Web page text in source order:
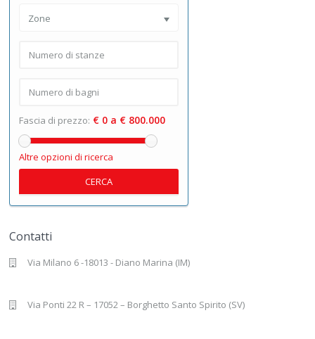
Zone
Fascia di prezzo: € 0 a € 800.000
Altre opzioni di ricerca
CERCA
Contatti
Via Milano 6 -18013 - Diano Marina (IM)
Via Ponti 22 R – 17052 – Borghetto Santo Spirito (SV)